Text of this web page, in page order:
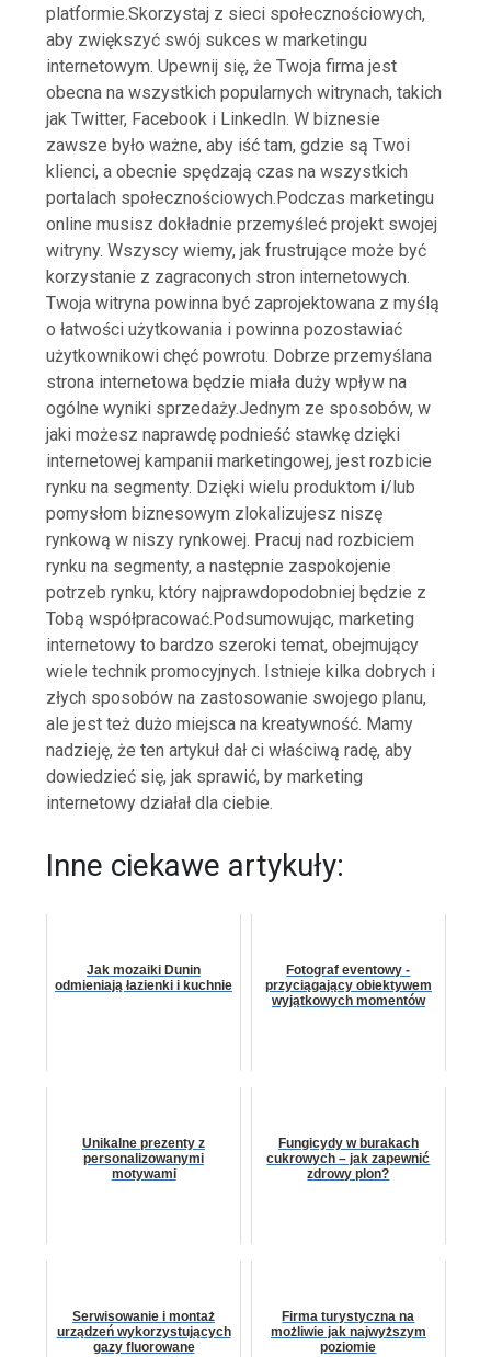
platformie.Skorzystaj z sieci społecznościowych,
aby zwiększyć swój sukces w marketingu
internetowym. Upewnij się, że Twoja firma jest
obecna na wszystkich popularnych witrynach, takich
jak Twitter, Facebook i LinkedIn. W biznesie
zawsze było ważne, aby iść tam, gdzie są Twoi
klienci, a obecnie spędzają czas na wszystkich
portalach społecznościowych.Podczas marketingu
online musisz dokładnie przemyśleć projekt swojej
witryny. Wszyscy wiemy, jak frustrujące może być
korzystanie z zagraconych stron internetowych.
Twoja witryna powinna być zaprojektowana z myślą
o łatwości użytkowania i powinna pozostawiać
użytkownikowi chęć powrotu. Dobrze przemyślana
strona internetowa będzie miała duży wpływ na
ogólne wyniki sprzedaży.Jednym ze sposobów, w
jaki możesz naprawdę podnieść stawkę dzięki
internetowej kampanii marketingowej, jest rozbicie
rynku na segmenty. Dzięki wielu produktom i/lub
pomysłom biznesowym zlokalizujesz niszę
rynkową w niszy rynkowej. Pracuj nad rozbiciem
rynku na segmenty, a następnie zaspokojenie
potrzeb rynku, który najprawdopodobniej będzie z
Tobą współpracować.Podsumowując, marketing
internetowy to bardzo szeroki temat, obejmujący
wiele technik promocyjnych. Istnieje kilka dobrych i
złych sposobów na zastosowanie swojego planu,
ale jest też dużo miejsca na kreatywność. Mamy
nadzieję, że ten artykuł dał ci właściwą radę, aby
dowiedzieć się, jak sprawić, by marketing
internetowy działał dla ciebie.
Inne ciekawe artykuły:
Jak mozaiki Dunin
odmieniają łazienki i kuchnie
Fotograf eventowy -
przyciągający obiektywem
wyjątkowych momentów
Unikalne prezenty z
personalizowanymi
motywami
Fungicydy w burakach
cukrowych – jak zapewnić
zdrowy plon?
Serwisowanie i montaż
urządzeń wykorzystujących
gazy fluorowane
Firma turystyczna na
możliwie jak najwyższym
poziomie